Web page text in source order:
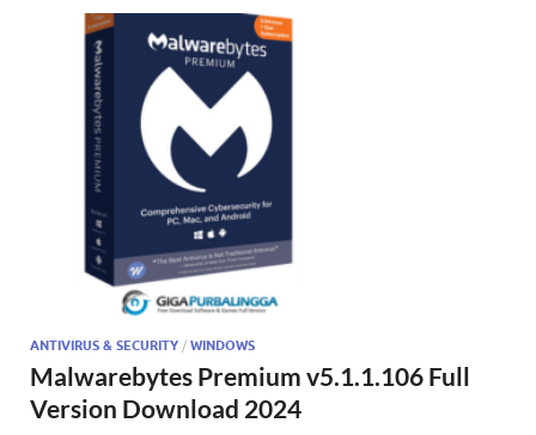
ANTIVIRUS & SECURITY / WINDOWS
Malwarebytes Premium v5.1.1.106 Full
Version Download 2024